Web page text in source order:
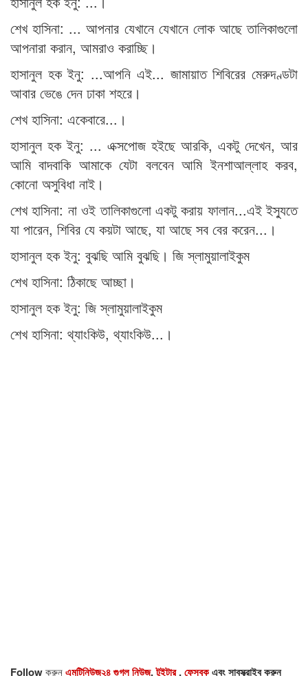
শেখ হাসিনা: ... আপনার যেখানে যেখানে লোক আছে তালিকাগুলো
আপনারা করান, আমরাও করাচ্ছি।
হাসানুল হক ইনু: ...আপনি এই... জামায়াত শিবিরের মেরুদণ্ডটা
আবার ভেঙে দেন ঢাকা শহরে।
শেখ হাসিনা: একেবারে...।
হাসানুল হক ইনু: ... এক্সপোজ হইছে আরকি, একটু দেখেন, আর
আমি বাদবাকি আমাকে যেটা বলবেন আমি ইনশাআল্লাহ করব,
কোনো অসুবিধা নাই।
শেখ হাসিনা: না ওই তালিকাগুলো একটু করায় ফালান...এই ইস্যুতে
যা পারেন, শিবির যে কয়টা আছে, যা আছে সব বের করেন...।
হাসানুল হক ইনু: বুঝছি আমি বুঝছি। জি স্লামুয়ালাইকুম
শেখ হাসিনা: ঠিকাছে আচ্ছা।
হাসানুল হক ইনু: জি স্লামুয়ালাইকুম
শেখ হাসিনা: থ্যাংকিউ, থ্যাংকিউ...।
Followকরুনএমটিনিউজ২৪ গুগল নিউজ,টুইটার,ফেসবুকএবং সাবস্ক্রাইব করুন